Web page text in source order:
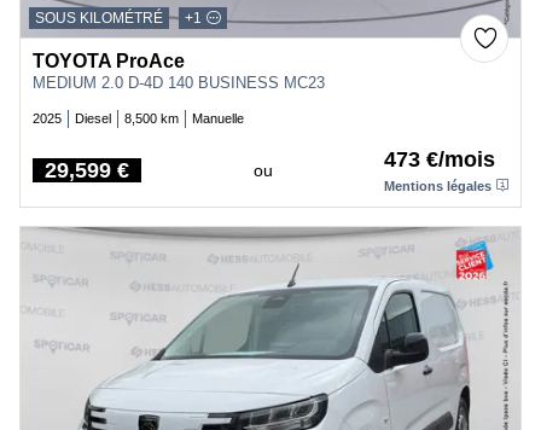
SOUS KILOMÉTRÉ +1
TOYOTA ProAce
MEDIUM 2.0 D-4D 140 BUSINESS MC23
2025 Diesel 8,500 km Manuelle
Price
29,599 € ou 473 €/mois
Mentions légales